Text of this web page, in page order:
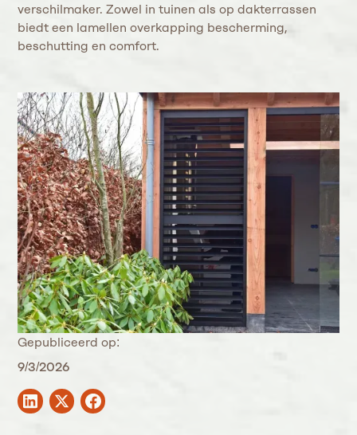
verschilmaker. Zowel in tuinen als op dakterrassen
biedt een lamellen overkapping bescherming,
beschutting en comfort.
Gepubliceerd op:
9/3/2026